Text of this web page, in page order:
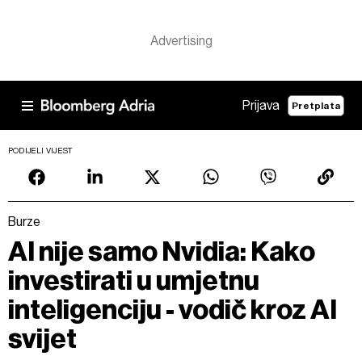
Prijava Pretplata
PODIJELI VIJEST
Burze
AI nije samo Nvidia: Kako
investirati u umjetnu
inteligenciju - vodič kroz AI
svijet